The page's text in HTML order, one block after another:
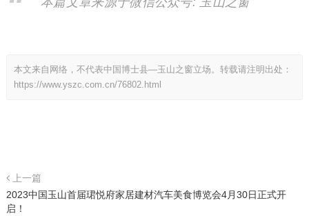
本文来自网络，不代表中国博士县—玉山之窗立场。转载请注明出处：
https://www.yszc.com.cn/76802.html
上一篇
2023中国玉山首届珺悦府家居建材汽车美食博览会4月30日正式开
启！